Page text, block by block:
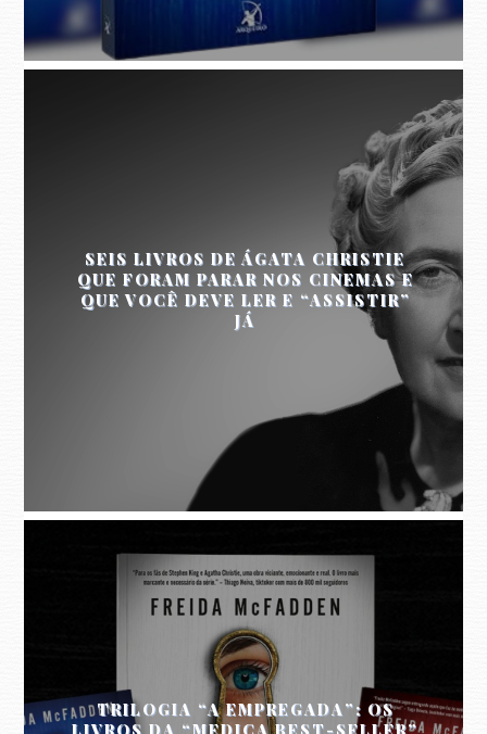
SEIS LIVROS DE ÁGATA CHRISTIE
QUE FORAM PARAR NOS CINEMAS E
QUE VOCÊ DEVE LER E “ASSISTIR”
JÁ
TRILOGIA “A EMPREGADA”: OS